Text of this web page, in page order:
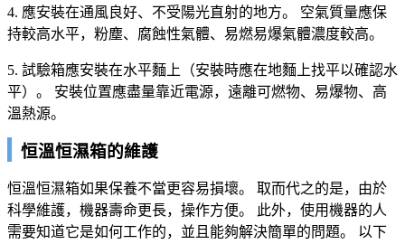
4. 應安裝在通風良好、不受陽光直射的地方。 空氣質量應保
持較高水平，粉塵、腐蝕性氣體、易燃易爆氣體濃度較高。
5. 試驗箱應安裝在水平麵上（安裝時應在地麵上找平以確認水
平）。 安裝位置應盡量靠近電源，遠離可燃物、易爆物、高
溫熱源。
恒溫恒濕箱的維護
恒溫恒濕箱如果保養不當更容易損壞。 取而代之的是，由於
科學維護，機器壽命更長，操作方便。 此外，使用機器的人
需要知道它是如何工作的，並且能夠解決簡單的問題。 以下